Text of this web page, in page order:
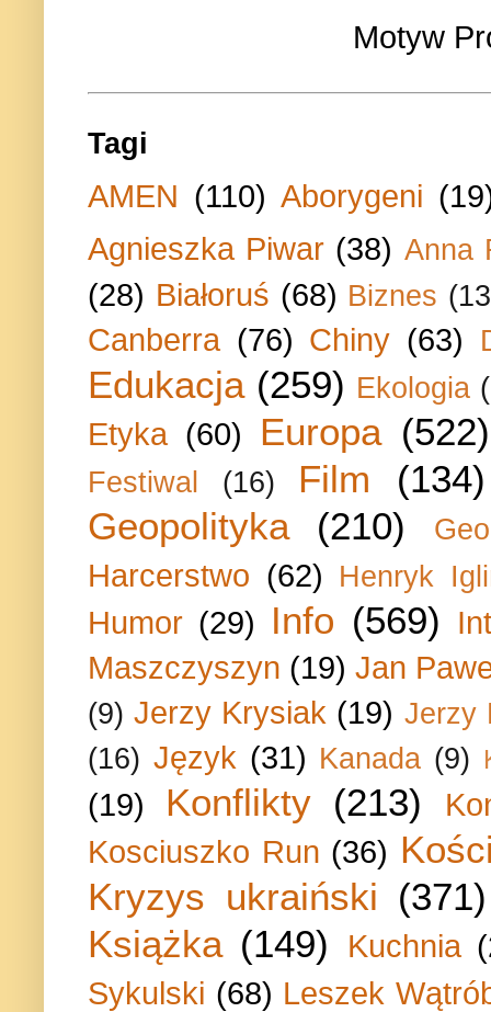
Motyw
Tagi
AMEN (110) Aborygeni
Agnieszka Piwar (38) Anna
(28) Białoruś (68) Biznes
Canberra (76) Chiny (63)
Edukacja (259) Ekologia
Etyka (60) Europa (522)
Festiwal (16) Film
(134)
Geopolityka
(210)
Harcerstwo (62) Henryk
Humor (29) Info (569)
Maszczyszyn (19) Jan
(9) Jerzy Krysiak (19) Jerzy
(16) Język (31) Kanada (9)
(19) Konflikty (213)
Kosciuszko Run (36)
Kryzys ukraiński (371)
Książka (149) Kuchnia
Sykulski (68) Leszek